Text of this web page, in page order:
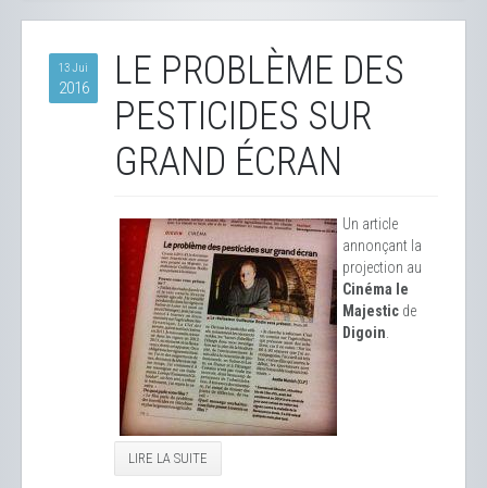
13 Jui
2016
LE PROBLÈME DES
PESTICIDES SUR
GRAND ÉCRAN
Un article
annonçant la
projection au
Cinéma le
Majestic de
Digoin
LIRE LA SUITE